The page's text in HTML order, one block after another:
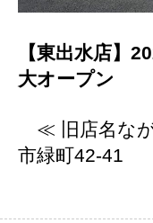
【東出水店】
大オープン
≪ 旧店名な
市緑町42-41